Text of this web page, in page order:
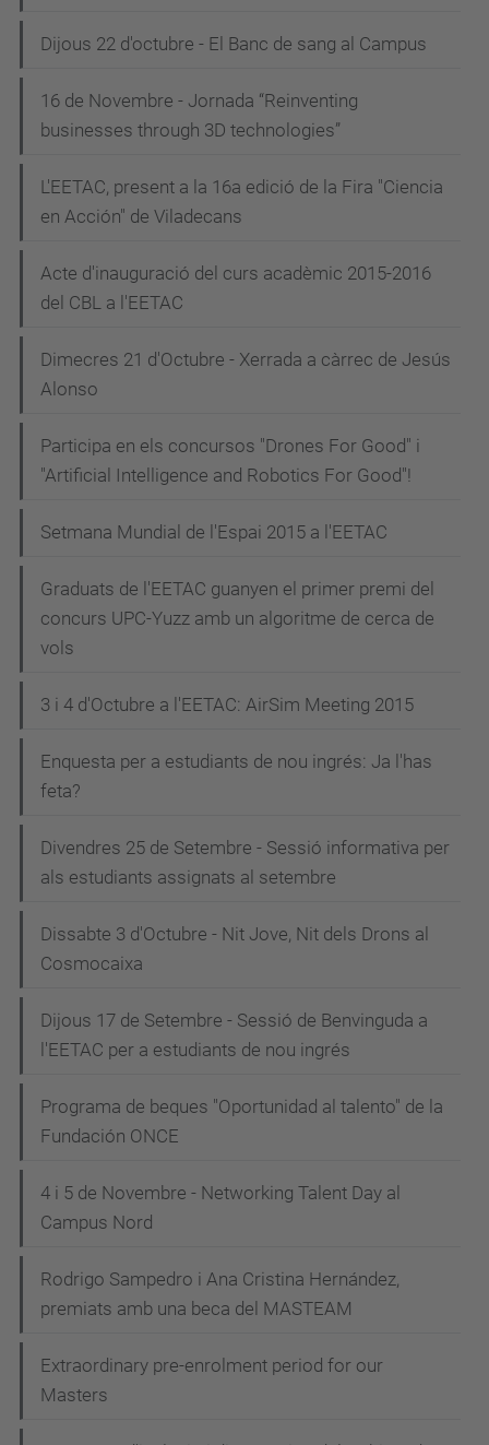
Dijous 22 d'octubre - El Banc de sang al Campus
16 de Novembre - Jornada “Reinventing
businesses through 3D technologies”
L'EETAC, present a la 16a edició de la Fira "Ciencia
en Acción" de Viladecans
Acte d'inauguració del curs acadèmic 2015-2016
del CBL a l'EETAC
Dimecres 21 d'Octubre - Xerrada a càrrec de Jesús
Alonso
Participa en els concursos "Drones For Good" i
"Artificial Intelligence and Robotics For Good"!
Setmana Mundial de l'Espai 2015 a l'EETAC
Graduats de l'EETAC guanyen el primer premi del
concurs UPC-Yuzz amb un algoritme de cerca de
vols
3 i 4 d'Octubre a l'EETAC: AirSim Meeting 2015
Enquesta per a estudiants de nou ingrés: Ja l'has
feta?
Divendres 25 de Setembre - Sessió informativa per
als estudiants assignats al setembre
Dissabte 3 d'Octubre - Nit Jove, Nit dels Drons al
Cosmocaixa
Dijous 17 de Setembre - Sessió de Benvinguda a
l'EETAC per a estudiants de nou ingrés
Programa de beques "Oportunidad al talento" de la
Fundación ONCE
4 i 5 de Novembre - Networking Talent Day al
Campus Nord
Rodrigo Sampedro i Ana Cristina Hernández,
premiats amb una beca del MASTEAM
Extraordinary pre-enrolment period for our
Masters